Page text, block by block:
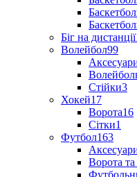
Біг на дистанції
Волейбол99
Стійки3
Хокей17
Ворота16
Сітки1
Футбол163
Ворота та